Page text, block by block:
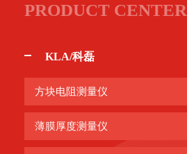
PRODUCT CENTER
KLA/科磊
方块电阻测量仪
薄膜厚度测量仪